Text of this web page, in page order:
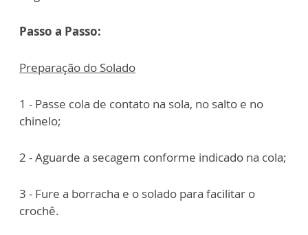
Passo a Passo:
Preparação do Solado
1 - Passe cola de contato na sola, no salto e no
chinelo;
2 - Aguarde a secagem conforme indicado na cola;
3 - Fure a borracha e o solado para facilitar o
crochê.